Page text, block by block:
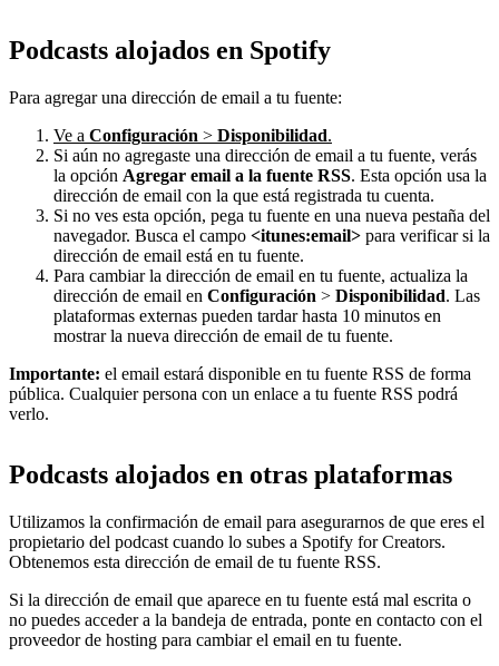
Podcasts alojados en Spotify
Para agregar una dirección de email a tu fuente:
Ve a Configuración > Disponibilidad.
Si aún no agregaste una dirección de email a tu fuente, verás
la opción Agregar email a la fuente RSS. Esta opción usa la
dirección de email con la que está registrada tu cuenta.
Si no ves esta opción, pega tu fuente en una nueva pestaña del
navegador. Busca el campo <itunes:email> para verificar si la
dirección de email está en tu fuente.
Para cambiar la dirección de email en tu fuente, actualiza la
dirección de email en Configuración > Disponibilidad. Las
plataformas externas pueden tardar hasta 10 minutos en
mostrar la nueva dirección de email de tu fuente.
Importante: el email estará disponible en tu fuente RSS de forma
pública. Cualquier persona con un enlace a tu fuente RSS podrá
verlo.
Podcasts alojados en otras plataformas
Utilizamos la confirmación de email para asegurarnos de que eres el
propietario del podcast cuando lo subes a Spotify for Creators.
Obtenemos esta dirección de email de tu fuente RSS.
Si la dirección de email que aparece en tu fuente está mal escrita o
no puedes acceder a la bandeja de entrada, ponte en contacto con el
proveedor de hosting para cambiar el email en tu fuente.